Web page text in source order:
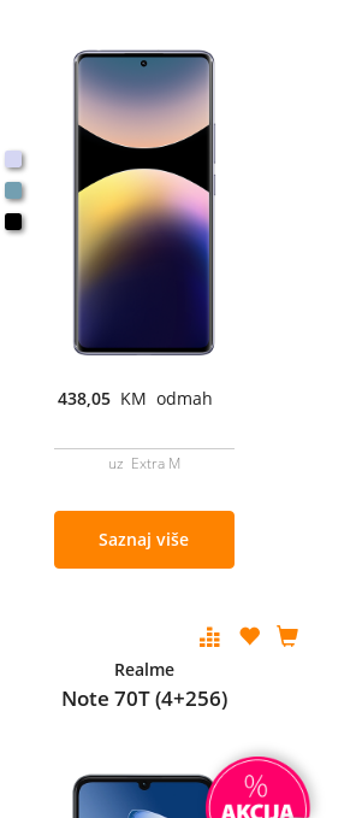
438,05 KM odmah
uz Extra M
Saznaj više
Realme
Note 70T (4+256)